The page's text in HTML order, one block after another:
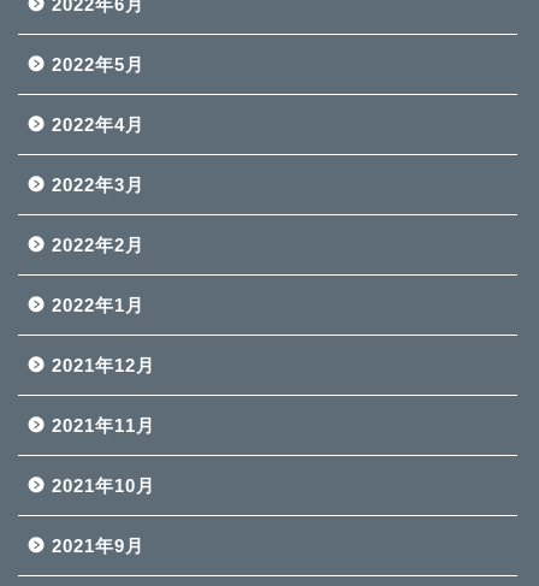
2022年6月
2022年5月
2022年4月
2022年3月
2022年2月
2022年1月
2021年12月
2021年11月
2021年10月
2021年9月